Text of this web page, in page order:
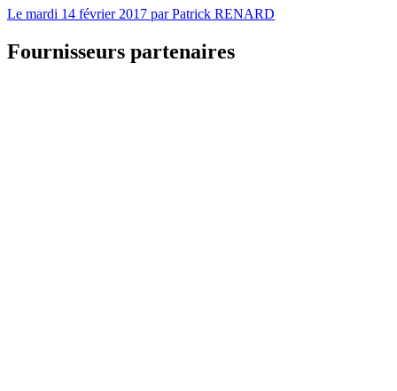
Le mardi 14 février 2017 parPatrick RENARD
Fournisseurs partenaires